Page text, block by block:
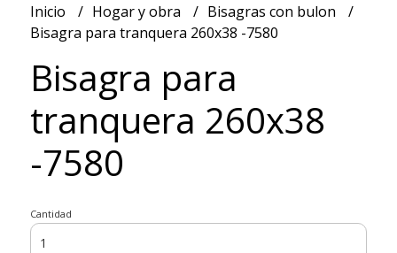
Inicio Hogar y obra
Bisagras con bulon
Bisagra para tranquera 260x38 -7580
Bisagra para
tranquera 260x38
-7580
Cantidad